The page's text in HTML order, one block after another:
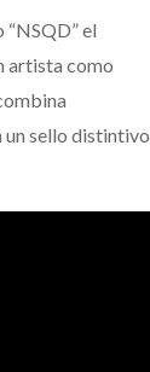
“NSQD” el
artista como
un sello distintivo